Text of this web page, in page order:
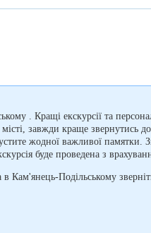
. Кращі екскурсії та
завжди краще звернутись
жодної важливої памятки.
буде проведена з
Кам'янець-Подільському